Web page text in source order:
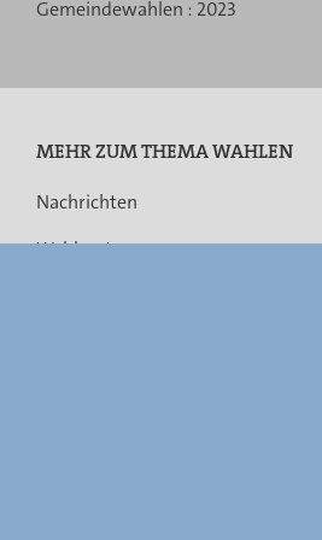
navigation
Gemeindewahlen : 2023
MEHR ZUM THEMA WAHLEN
Nachrichten
Wahlsystem